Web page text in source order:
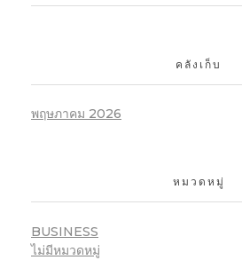
คลังเก็บ
พฤษภาคม 2026
หมวดหมู่
BUSINESS
ไม่มีหมวดหมู่